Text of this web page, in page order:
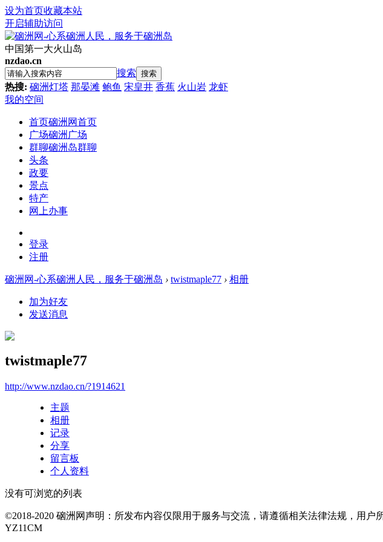
设为首页收藏本站
开启辅助访问
中国第一大火山岛
nzdao.cn
搜索 搜索
热搜: 硇洲灯塔 那晏滩 鲍鱼 宋皇井 香蕉 火山岩 龙虾
我的空间
首页硇洲网首页
广场硇洲广场
群聊硇洲岛群聊
头条
政要
景点
特产
网上办事
登录
注册
硇洲网-心系硇洲人民，服务于硇洲岛 › twistmaple77 › 相册
加为好友
发送消息
twistmaple77
http://www.nzdao.cn/?1914621
主题
相册
记录
分享
留言板
个人资料
没有可浏览的列表
©2018-2020 硇洲网声明：所发布内容仅限用于服务与交流，请遵循相关法律法规，用
YZ11CM